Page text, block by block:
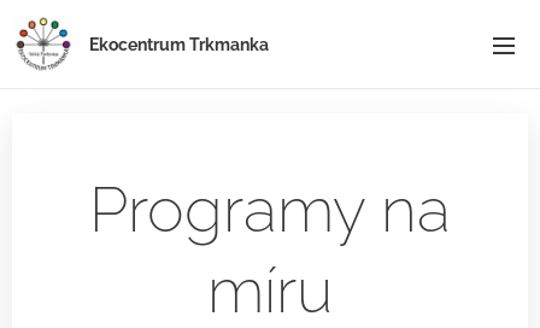
Ekocentrum Trkmanka
Programy na
míru